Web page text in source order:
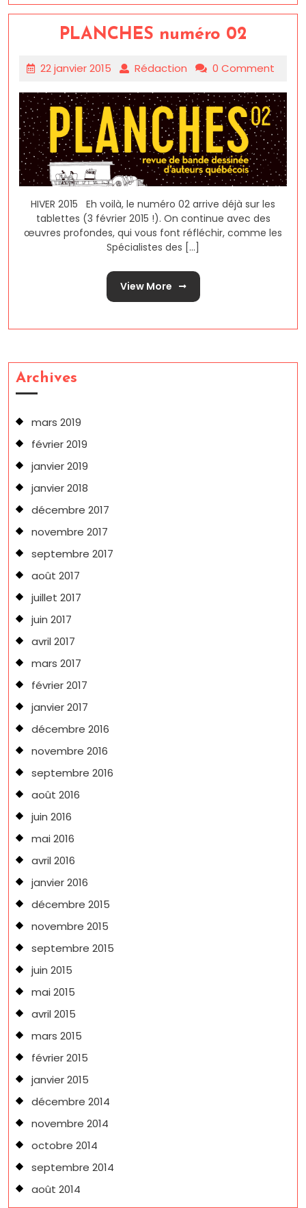
PLANCHES numéro 02
22 janvier 2015 Rédaction 0 Comment
HIVER 2015 Eh voilà, le numéro 02 arrive déjà sur les
tablettes (3 février 2015 !). On continue avec des
œuvres profondes, qui vous font réfléchir, comme les
Spécialistes des [...]
View More
Archives
mars 2019
février 2019
janvier 2019
janvier 2018
décembre 2017
novembre 2017
septembre 2017
août 2017
juillet 2017
juin 2017
avril 2017
mars 2017
février 2017
janvier 2017
décembre 2016
novembre 2016
septembre 2016
août 2016
juin 2016
mai 2016
avril 2016
janvier 2016
décembre 2015
novembre 2015
septembre 2015
juin 2015
mai 2015
avril 2015
mars 2015
février 2015
janvier 2015
décembre 2014
novembre 2014
octobre 2014
septembre 2014
août 2014